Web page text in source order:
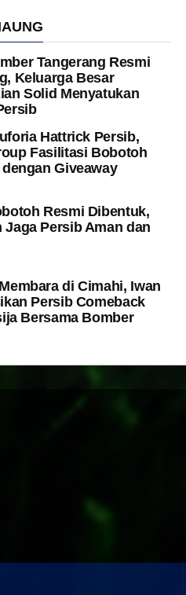
Tangerang Resmi
Keluarga Besar
Solid Menyatukan
Hattrick Persib,
Fasilitasi Bobotoh
Giveaway
Resmi Dibentuk,
Jaga Persib Aman dan
di Cimahi, Iwan
Persib Comeback
Bersama Bomber